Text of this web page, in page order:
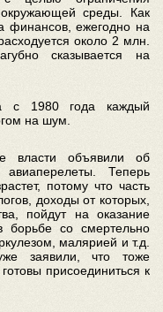
среды. Как
финансов, ежегодно на
около 2 млн.
сказывается на
с 1980 года каждый
на шум.
власти объявили об
Теперь
потому что часть
доходы от которых,
пойдут на оказание
со смертельно
малярией и т.д.
заявили, что тоже
присоединиться к